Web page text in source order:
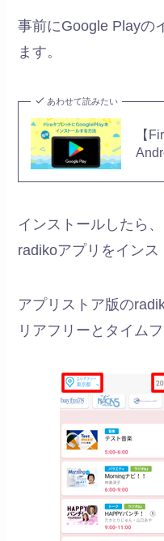
事前にGoogle Playの
ます。
あわせて読みたい
【
インストールしたら
radikoアプリをインス
アプリストア版の
リアフリーとタイム